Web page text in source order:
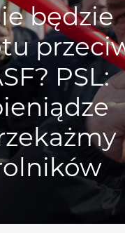
będzie
PSL: